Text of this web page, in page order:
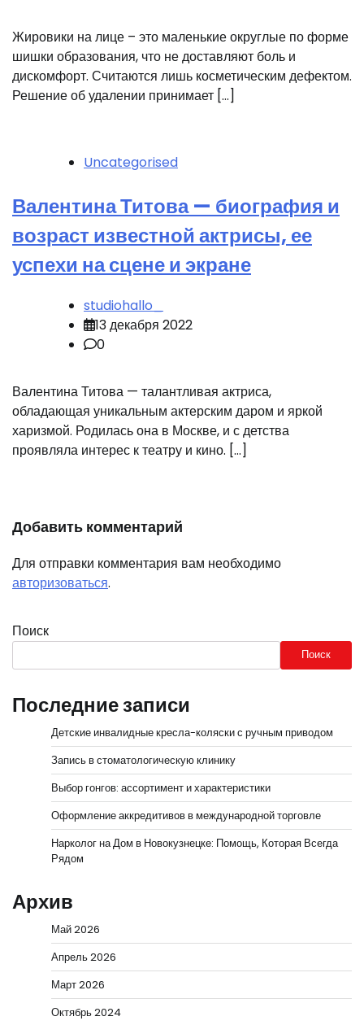
Жировики на лице – это маленькие округлые по форме
шишки образования, что не доставляют боль и
дискомфорт. Считаются лишь косметическим дефектом.
Решение об удалении принимает […]
Uncategorised
Валентина Титова — биография и
возраст известной актрисы, ее
успехи на сцене и экране
studiohallo_
13 декабря 2022
0
Валентина Титова — талантливая актриса,
обладающая уникальным актерским даром и яркой
харизмой. Родилась она в Москве, и с детства
проявляла интерес к театру и кино. […]
Добавить комментарий
Для отправки комментария вам необходимо
авторизоваться.
Поиск
Поиск
Последние записи
Детские инвалидные кресла-коляски с ручным приводом
Запись в стоматологическую клинику
Выбор гонгов: ассортимент и характеристики
Оформление аккредитивов в международной торговле
Нарколог на Дом в Новокузнецке: Помощь, Которая Всегда
Рядом
Архив
Май 2026
Апрель 2026
Март 2026
Октябрь 2024